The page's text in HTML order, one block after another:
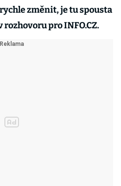
změnit, je tu spousta
rozhovoru pro INFO.CZ.